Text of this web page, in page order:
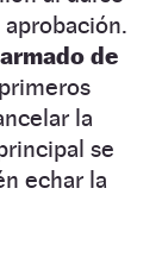
de
la
se
echar la